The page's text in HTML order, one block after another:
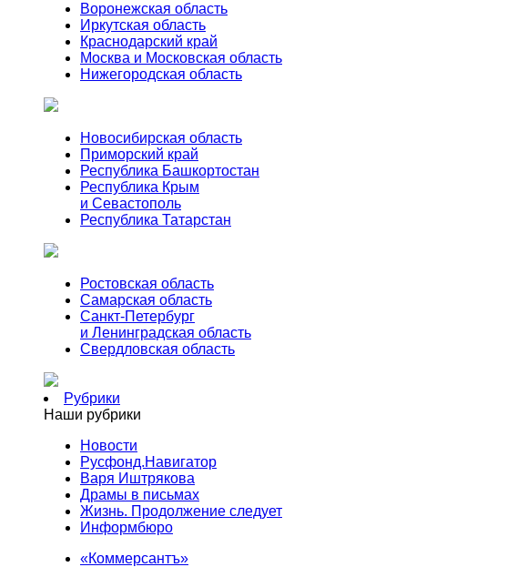
Воронежская область
Иркутская область
Краснодарский край
Москва и Московская область
Нижегородская область
Новосибирская область
Приморский край
Республика Башкортостан
Республика Крым
и Севастополь
Республика Татарстан
Ростовская область
Самарская область
Санкт-Петербург
и Ленинградская область
Свердловская область
Рубрики
Наши рубрики
Новости
Русфонд.Навигатор
Варя Иштрякова
Драмы в письмах
Жизнь. Продолжение следует
Информбюро
«Коммерсантъ»